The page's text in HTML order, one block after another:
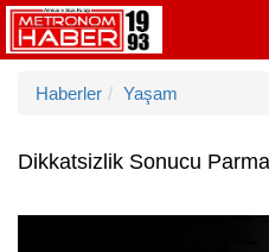
Haberler Yaşam
Dikkatsizlik Sonucu